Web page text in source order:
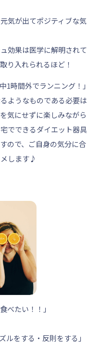
気が出てポジティブな気
効果は医学に解明されて
り入れられるほど！
1時間外でランニング！」
ようなものである必要は
気にせずに楽しみながら
でできるダイエット器具
ので、ご自身の気分に合
します♪
べたい！！」
をする・反則をする」